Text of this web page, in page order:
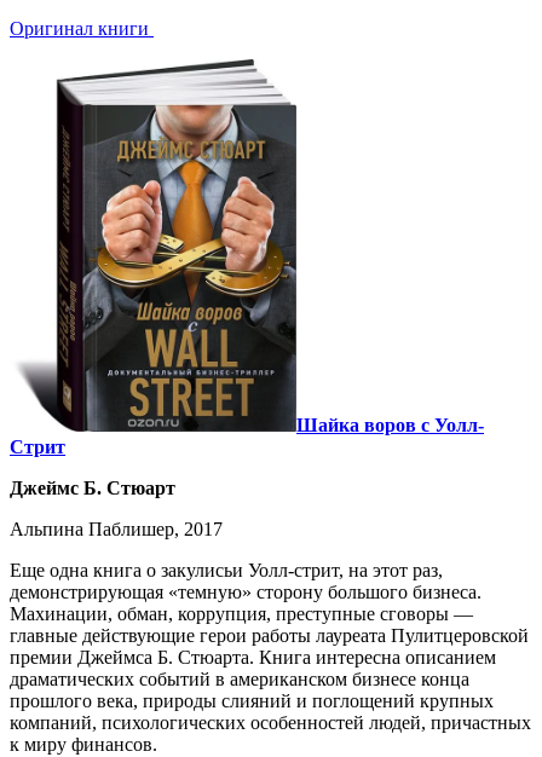
Оригинал книги
Шайка воров с Уолл-
Стрит
Джеймс Б. Стюарт
Альпина Паблишер, 2017
Еще одна книга о закулисьи Уолл-стрит, на этот раз,
демонстрирующая «темную» сторону большого бизнеса.
Махинации, обман, коррупция, преступные сговоры —
главные действующие герои работы лауреата Пулитцеровской
премии Джеймса Б. Стюарта. Книга интересна описанием
драматических событий в американском бизнесе конца
прошлого века, природы слияний и поглощений крупных
компаний, психологических особенностей людей, причастных
к миру финансов.